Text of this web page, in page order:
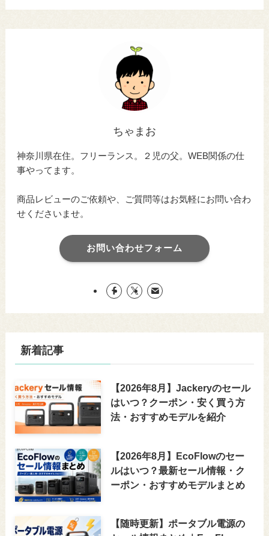
ちゃまお
神奈川県在住。フリーランス。２児の父。WEB関係の仕
事やってます。
商品レビューのご依頼や、ご質問等はお気軽にお問い合わ
せくださいませ。
お問い合わせフォーム
新着記事
【2026年8月】Jackeryのセール
はいつ？クーポン・安く買う方
法・おすすめモデルを紹介
【2026年8月】EcoFlowのセー
ルはいつ？最新セール情報・ク
ーポン・おすすめモデルまとめ
【随時更新】ポータブル電源の